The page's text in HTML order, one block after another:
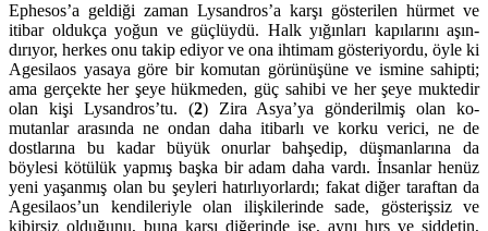
Ephesos’a geldiği zaman Lysandros’a karşı gösterilen hür­met ve
itibar oldukça yoğun ve güçlüydü. Halk yığınları kapıla­rını aşın­
dırıyor, her­kes onu takip ediyor ve ona ihtimam gösteriyordu, öyle ki
Agesilaos yasaya göre bir komutan görü­nü­şüne ve ismine sa­hipti;
ama gerçekte her şeye hükme­den, güç sahibi ve her şeye muktedir
olan kişi Lysand­ros’tu. (2) Zira Asya’ya gönderilmiş olan ko­
mutanlar arasında ne ondan daha itibarlı ve korku verici, ne de
dostlarına bu ka­dar büyük onurlar bahşedip, düşmanla­rına da
böylesi kötü­lük yapmış başka bir adam daha vardı. İnsanlar henüz
yeni yaşanmış olan bu şeyleri hatırlı­yorlardı; fakat diğer taraftan da
Agesilaos’un kendile­riyle olan ilişkile­rinde sade, gösteriş­siz ve
kibirsiz olduğunu, buna karşı diğerinde ise, aynı hırs ve şidde­tin,